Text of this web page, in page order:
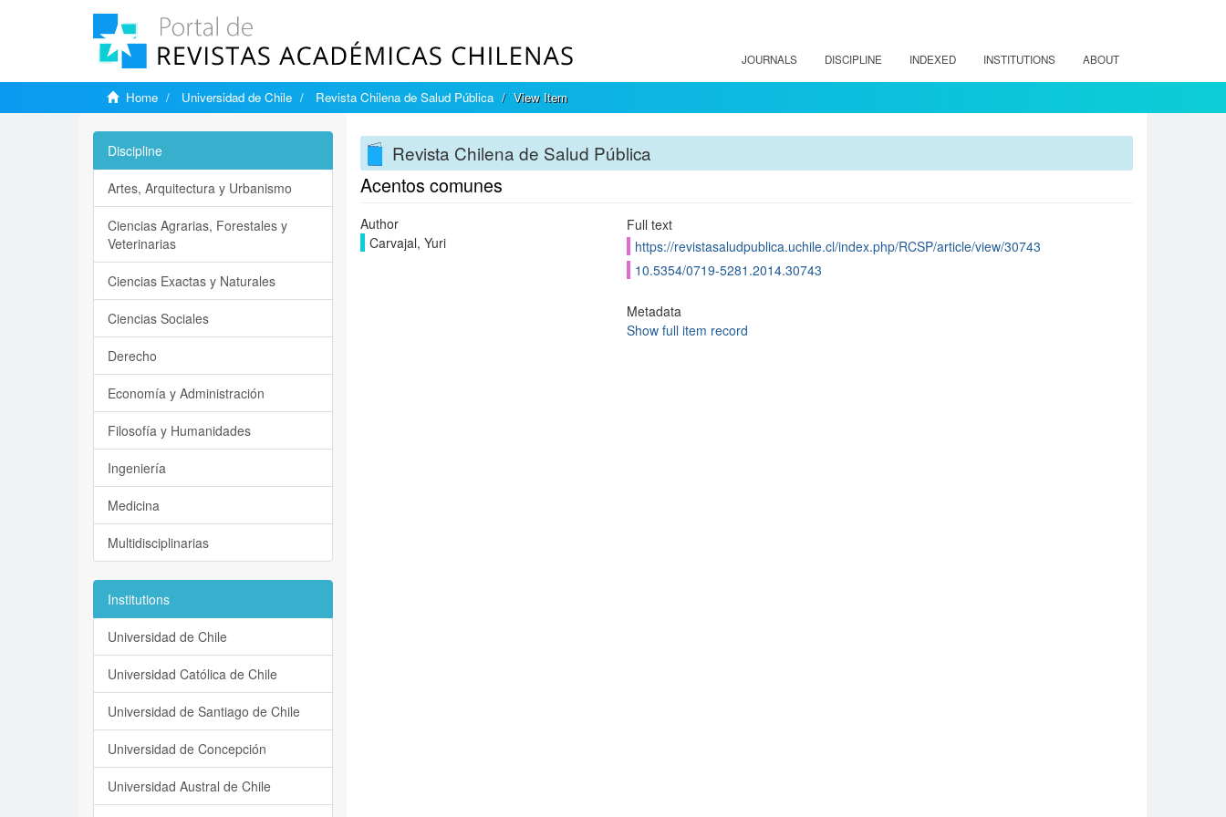
JOURNALS DISCIPLINE INDEXED INSTITUTIONS ABOUT
Home Universidad de Chile Revista Chilena de Salud Pública View Item
Revista Chilena de Salud Pública
Acentos comunes
Author
Carvajal, Yuri
Full text
https://revistasaludpublica.uchile.cl/index.php/RCSP/article/view/30743
10.5354/0719-5281.2014.30743
Metadata
Show full item record
Discipline
Artes, Arquitectura y Urbanismo
Ciencias Agrarias, Forestales y
Veterinarias
Ciencias Exactas y Naturales
Ciencias Sociales
Derecho
Economía y Administración
Filosofía y Humanidades
Ingeniería
Medicina
Multidisciplinarias
Institutions
Universidad de Chile
Universidad Católica de Chile
Universidad de Santiago de Chile
Universidad de Concepción
Universidad Austral de Chile